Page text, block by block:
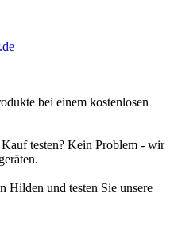
bei einem kostenlosen
testen? Kein Problem - wir
Hilden und testen Sie unsere